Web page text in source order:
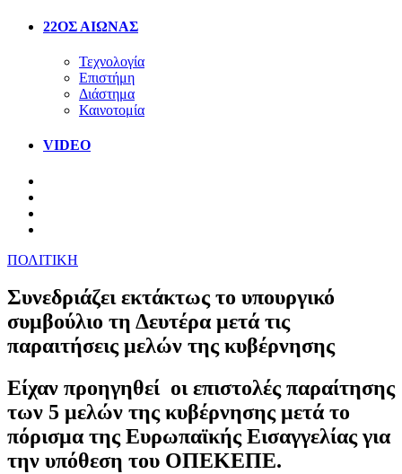
22ΟΣ ΑΙΩΝΑΣ
Τεχνολογία
Επιστήμη
Διάστημα
Καινοτομία
VIDEO
ΠΟΛΙΤΙΚΗ
Συνεδριάζει εκτάκτως το υπουργικό
συμβούλιο τη Δευτέρα μετά τις
παραιτήσεις μελών της κυβέρνησης
Είχαν προηγηθεί οι επιστολές παραίτησης
των 5 μελών της κυβέρνησης μετά το
πόρισμα της Ευρωπαϊκής Εισαγγελίας για
την υπόθεση του ΟΠΕΚΕΠΕ.